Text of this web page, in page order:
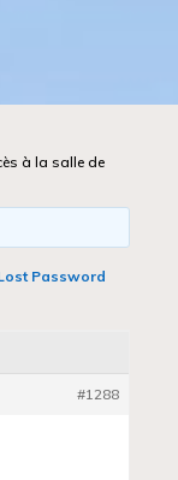
à la salle de
Password
#1288